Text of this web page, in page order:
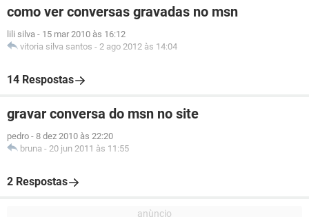
como ver conversas gravadas no msn
lili silva - 15 mar 2010 às 16:12
vitoria silva santos - 2 ago 2012 às 14:04
14 Respostas
gravar conversa do msn no site
pedro - 8 dez 2010 às 22:20
bruna - 20 jun 2011 às 11:55
2 Respostas